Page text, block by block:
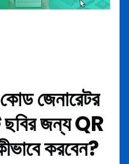
জেনারেটর
ছবির জন্য QR
করবেন?